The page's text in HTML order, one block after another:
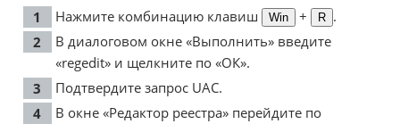
Нажмите комбинацию клавиш Win + R .
В диалоговом окне «Выполнить» введите
«regedit» и щелкните по «ОК».
Подтвердите запрос UAC.
В окне «Редактор реестра» перейдите по